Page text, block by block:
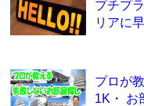
プチプ
リアに
プロが
1K・ お